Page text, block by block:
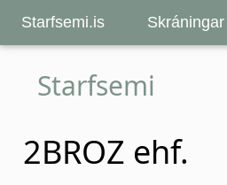
Starfsemi.is Skráningar
Starfsemi
2BROZ ehf.